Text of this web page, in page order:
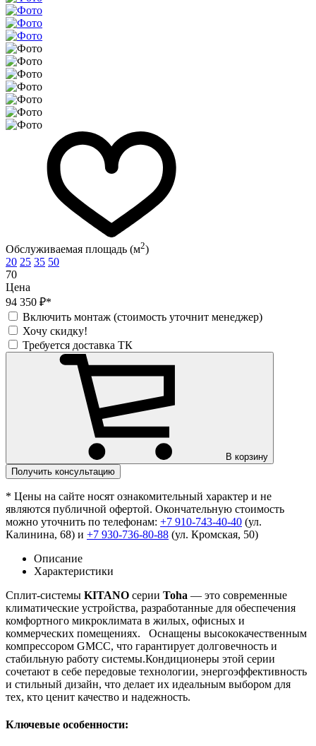
Обслуживаемая площадь (м2)
20 25 35 50
70
Цена
94 350 ₽*
Включить монтаж (стоимость уточнит менеджер)
Хочу скидку!
Требуется доставка ТК
В корзину
Получить консультацию
* Цены на сайте носят ознакомительный характер и не
являются публичной офертой. Окончательную стоимость
можно уточнить по телефонам: +7 910-743-40-40 (ул.
Калинина, 68) и +7 930-736-80-88 (ул. Кромская, 50)
Описание
Характеристики
Сплит-системы KITANO серии Toha — это современные
климатические устройства, разработанные для обеспечения
комфортного микроклимата в жилых, офисных и
коммерческих помещениях. Оснащены высококачественным
компрессором GMCC, что гарантирует долговечность и
стабильную работу системы.Кондиционеры этой серии
сочетают в себе передовые технологии, энергоэффективность
и стильный дизайн, что делает их идеальным выбором для
тех, кто ценит качество и надежность.
Ключевые особенности: